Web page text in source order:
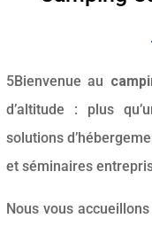
5Bienvenue au
d’altitude : plus
solutions
et séminaires
Nous vous